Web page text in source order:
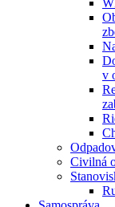
v
Civilná